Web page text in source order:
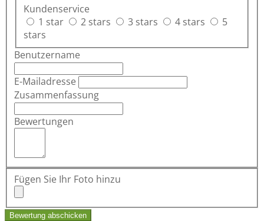
Kundenservice
1 star
2 stars 3 stars 4 stars
5
stars
Benutzername
E-Mailadresse
Zusammenfassung
Bewertungen
Fügen Sie Ihr Foto hinzu
Bewertung abschicken